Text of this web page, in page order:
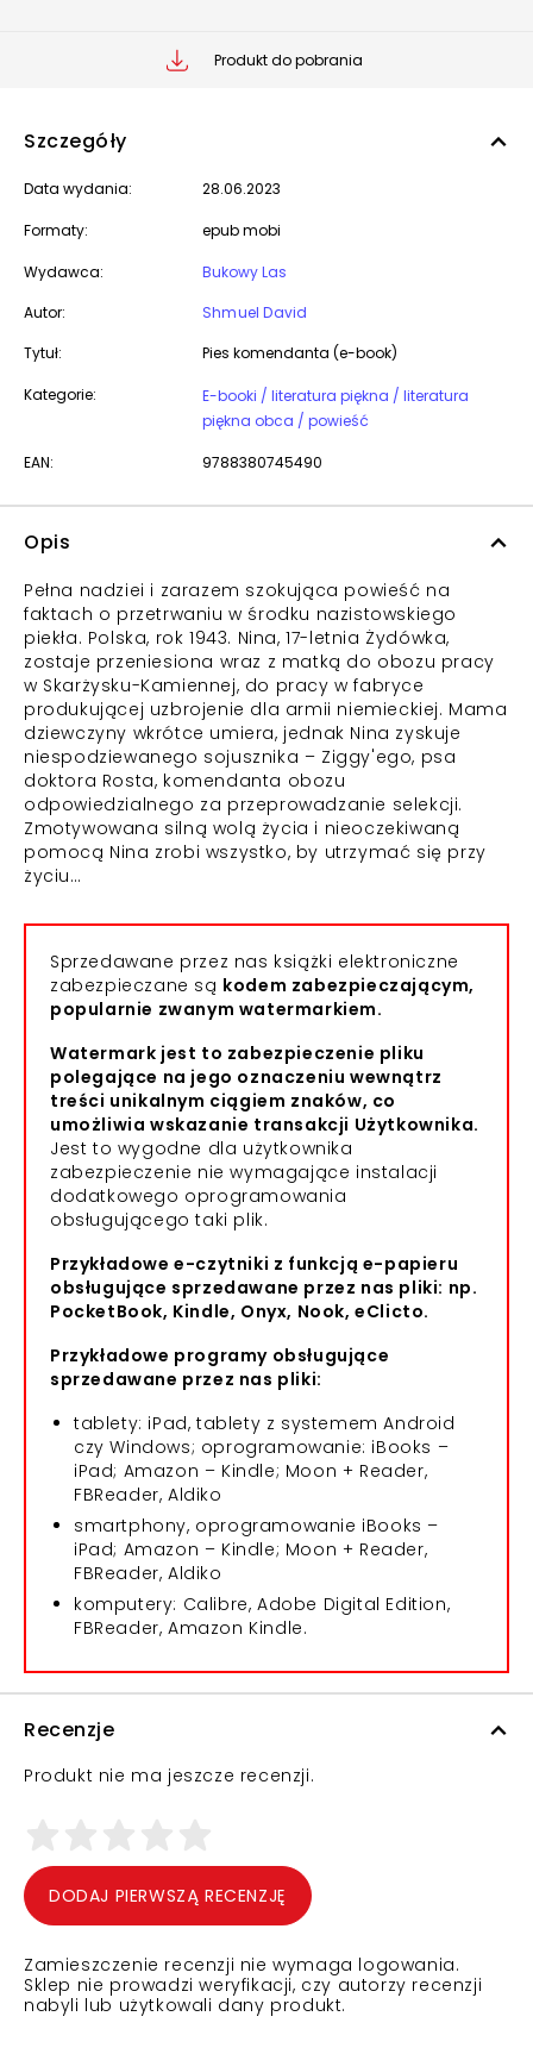
Produkt do pobrania
Szczegóły
Data wydania: 28.06.2023
Formaty: epub mobi
Wydawca:
Bukowy Las
Autor:
Shmuel David
Tytuł:
Pies komendanta (e-book)
Kategorie:
E-booki / literatura piękna / literatura
piękna obca / powieść
EAN: 9788380745490
Opis
Pełna nadziei i zarazem szokująca powieść na
faktach o przetrwaniu w środku nazistowskiego
piekła. Polska, rok 1943. Nina, 17-letnia Żydówka,
zostaje przeniesiona wraz z matką do obozu pracy
w Skarżysku-Kamiennej, do pracy w fabryce
produkującej uzbrojenie dla armii niemieckiej. Mama
dziewczyny wkrótce umiera, jednak Nina zyskuje
niespodziewanego sojusznika – Ziggy'ego, psa
doktora Rosta, komendanta obozu
odpowiedzialnego za przeprowadzanie selekcji.
Zmotywowana silną wolą życia i nieoczekiwaną
pomocą Nina zrobi wszystko, by utrzymać się przy
życiu…
Sprzedawane przez nas książki elektroniczne
zabezpieczane są kodem zabezpieczającym,
popularnie zwanym watermarkiem.
Watermark jest to zabezpieczenie pliku
polegające na jego oznaczeniu wewnątrz
treści unikalnym ciągiem znaków, co
umożliwia wskazanie transakcji Użytkownika.
Jest to wygodne dla użytkownika
zabezpieczenie nie wymagające instalacji
dodatkowego oprogramowania
obsługującego taki plik.
Przykładowe e-czytniki z funkcją e-papieru
obsługujące sprzedawane przez nas pliki: np.
PocketBook, Kindle, Onyx, Nook, eClicto.
Przykładowe programy obsługujące
sprzedawane przez nas pliki:
tablety: iPad, tablety z systemem Android
czy Windows; oprogramowanie: iBooks –
iPad; Amazon – Kindle; Moon + Reader,
FBReader, Aldiko
smartphony, oprogramowanie iBooks –
iPad; Amazon – Kindle; Moon + Reader,
FBReader, Aldiko
komputery: Calibre, Adobe Digital Edition,
FBReader, Amazon Kindle.
Recenzje
Produkt nie ma jeszcze recenzji.
DODAJ PIERWSZĄ RECENZJĘ
Zamieszczenie recenzji nie wymaga logowania.
Sklep nie prowadzi weryfikacji, czy autorzy recenzji
nabyli lub użytkowali dany produkt.